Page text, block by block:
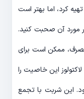
کرد، اما بهتر است
مورد آن صحبت کنید.
مصرف، ممکن است برای
این خاصیت را
این شربت با تجمع